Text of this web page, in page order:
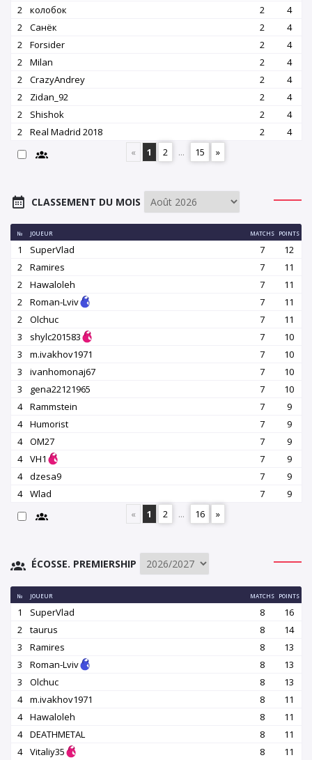
2
колобок 2
4
2
Санёк 2
4
2
Forsider 2
4
2
Milan 2
4
2
CrazyAndrey 2
4
2
Zidan_92 2
4
2
Shishok 2
4
2
Real Madrid 2018 2
4
«
1 2 ... 15 »
CLASSEMENT DU MOIS
№ JOUEUR MATCHS POINTS
1 SuperVlad 7
12
2
Ramires 7
11
2
Hawaloleh 7
11
2
Roman-Lviv 7
11
2
Olchuc 7
11
3
shylc201583 7
10
3
m.ivakhov1971 7
10
3
ivanhomonaj67 7
10
3
gena22121965 7
10
4
Rammstein 7
9
4
Humorist 7
9
4
OM27 7
9
4
VH1 7
9
4
dzesa9 7
9
4
Wlad 7
9
«
1 2 ... 16 »
ÉCOSSE. PREMIERSHIP
№ JOUEUR MATCHS POINTS
1 SuperVlad 8
16
2
taurus 8
14
3
Ramires 8
13
3
Roman-Lviv 8
13
3
Olchuc 8
13
4
m.ivakhov1971 8
11
4
Hawaloleh 8
11
4
DEATHMETAL 8
11
4
Vitaliy35 8 11